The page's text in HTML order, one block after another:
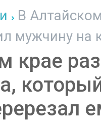
В
мужчину
крае